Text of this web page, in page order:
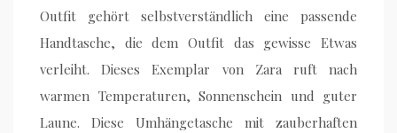
Outfit gehört selbstverständlich eine passende
Handtasche, die dem Outfit das gewisse Etwas
verleiht. Dieses Exemplar von Zara ruft nach
warmen Temperaturen, Sonnenschein und guter
Laune. Diese Umhängetasche mit zauberhaften